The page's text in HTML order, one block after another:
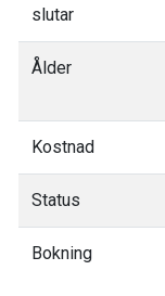
slutar
Ålder
Kostnad
Status
Bokning